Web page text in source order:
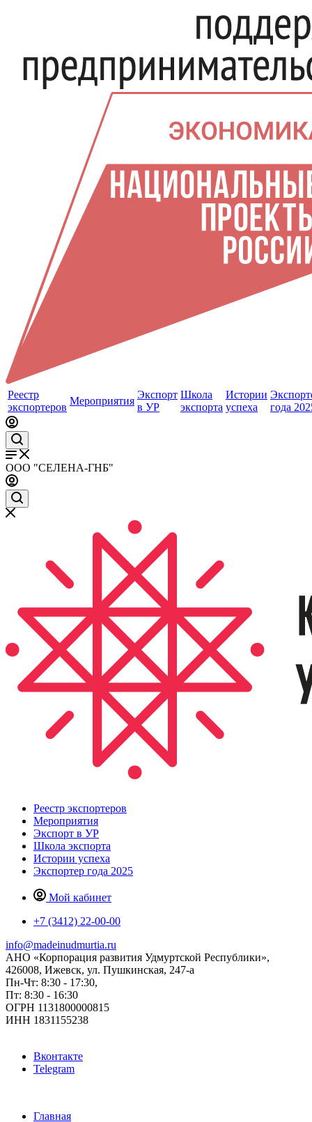
Реестр
экспортеров
Мероприятия
Экспорт
в УР
Школа
экспорта
Истории
успеха
года
ООО "СЕЛЕНА-ГНБ"
Реестр экспортеров
Мероприятия
Экспорт в УР
Школа экспорта
Истории успеха
Экспортер года 2025
Мой кабинет
+7 (3412) 22-00-00
info@madeinudmurtia.ru
АНО «Корпорация развития Удмуртской Республики»,
426008, Ижевск, ул. Пушкинская, 247-а
Пн-Чт: 8:30 - 17:30,
Пт: 8:30 - 16:30
ОГРН 1131800000815
ИНН 1831155238
Вконтакте
Telegram
Главная